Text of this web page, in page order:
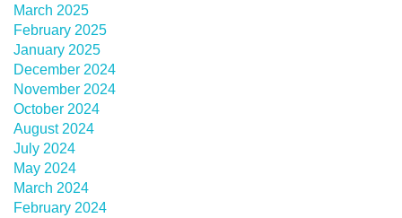
March 2025
February 2025
January 2025
December 2024
November 2024
October 2024
August 2024
July 2024
May 2024
March 2024
February 2024